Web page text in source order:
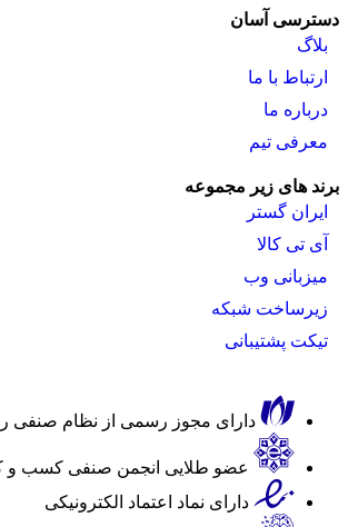
آسان
بلاگ
ارتباط با ما
درباره ما
معرفی تیم
های زیر مجموعه
ایران گستر
آی تی کالا
میزبانی وب
زیرساخت شبکه
تیکت پشتیبانی
دارای مجوز رسمی از نظام صنفی
عضو طلایی انجمن صنفی کسب و کار
دارای نماد اعتماد الکترونیکی